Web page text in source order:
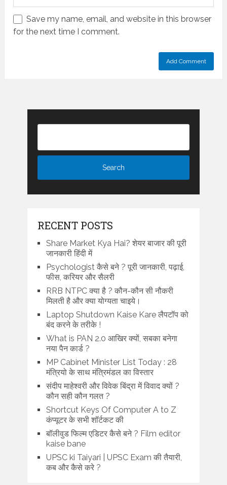
Save my name, email, and website in this browser
for the next time I comment.
RECENT POSTS
Share Market Kya Hai? शेयर बाजार की पूरी
जानकारी हिंदी में
Psychologist कैसे बने ? पूरी जानकारी, पढ़ाई,
फीस, करियर और सैलरी
RRB NTPC क्या है ? कौन-कौन सी नौकरी
मिलती है और क्या योग्यता चाइये।
Laptop Shutdown Kaise Kare लैपटॉप को
बंद करने के तरीके !
What is PAN 2.0 आखिर क्यों, सबका बनेगा
नया पैन कार्ड ?
MP Cabinet Minister List Today : 28
मंत्रियो के साथ मंत्रिमंडल का विस्तार
संदीप माहेश्वरी और विवेक बिंद्रा में विवाद क्यों ?
कौन सही कौन गलत ?
Shortcut Keys Of Computer A to Z
कंप्यूटर के सभी शॉर्टकट की
बॉलीवुड फिल्म एडिटर कैसे बने ? Film editor
kaise bane
UPSC ki Taiyari | UPSC Exam की तैयारी,
कब और कैसे करे ?